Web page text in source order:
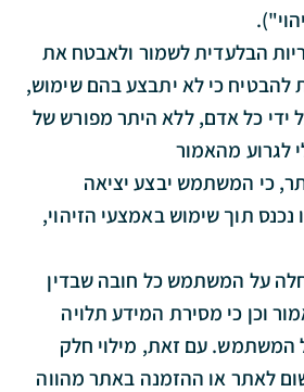
הבלעדית לשמור ולאבטח את
להבטיח כי לא יתבצע בהם שימוש,
ידי כל אדם, ללא היתר מפורש של
לגרוע מהאמור
כי המשתמש יבצע יציאה
תוך שימוש באמצעי הזיהוי,
על המשתמש כל חובה שבדין
וכן כי מסירת המידע תלויה
המשתמש. עם זאת, מילוי חלק
לאתר או ההזמנה באתר מהווה